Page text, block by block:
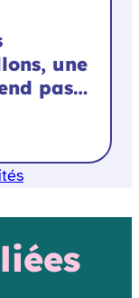
une
pas…